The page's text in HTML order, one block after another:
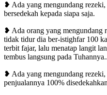
❥ Ada yang mengundang
bersedekah kepada siapa saja.
❥ Ada orang yang mengundang
tidak tidur dia ber-istighfar 100
terbit fajar, lalu menatap langit
tembus langsung pada Tuhannya..
❥ Ada yang mengundang
penjualannya 100%